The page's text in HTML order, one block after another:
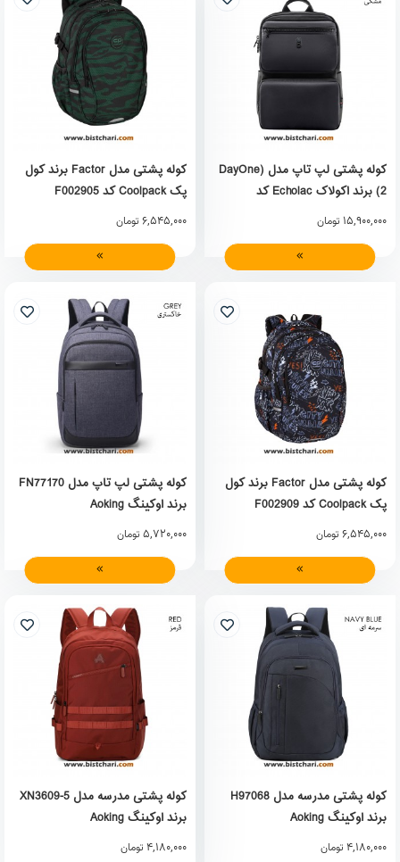
کوله پشتی لپ تاپ مدل (DayOne
(2 برند اکولاک Echolac کد
CKP658-M
15,900,000 تومان
کوله پشتی مدل Factor برند کول
پک Coolpack کد F002905
6,545,000 تومان
کوله پشتی مدل Factor برند کول
پک Coolpack کد F002909
6,545,000 تومان
کوله پشتی لپ تاپ مدل FN77170
برند اوکینگ Aoking
5,720,000 تومان
کوله پشتی مدرسه مدل H97068
برند اوکینگ Aoking
4,180,000 تومان
کوله پشتی مدرسه مدل XN3609-5
برند اوکینگ Aoking
4,180,000 تومان